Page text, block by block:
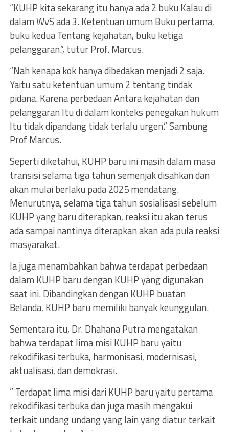
“KUHP kita sekarang itu hanya ada 2 buku Kalau di
dalam WvS ada 3. Ketentuan umum Buku pertama,
buku kedua Tentang kejahatan, buku ketiga
pelanggaran.”, tutur Prof. Marcus.
“Nah kenapa kok hanya dibedakan menjadi 2 saja.
Yaitu satu ketentuan umum 2 tentang tindak
pidana. Karena perbedaan Antara kejahatan dan
pelanggaran Itu di dalam konteks penegakan hukum
Itu tidak dipandang tidak terlalu urgen.” Sambung
Prof Marcus.
Seperti diketahui, KUHP baru ini masih dalam masa
transisi selama tiga tahun semenjak disahkan dan
akan mulai berlaku pada 2025 mendatang.
Menurutnya, selama tiga tahun sosialisasi sebelum
KUHP yang baru diterapkan, reaksi itu akan terus
ada sampai nantinya diterapkan akan ada pula reaksi
masyarakat.
Ia juga menambahkan bahwa terdapat perbedaan
dalam KUHP baru dengan KUHP yang digunakan
saat ini. Dibandingkan dengan KUHP buatan
Belanda, KUHP baru memiliki banyak keunggulan.
Sementara itu, Dr. Dhahana Putra mengatakan
bahwa terdapat lima misi KUHP baru yaitu
rekodifikasi terbuka, harmonisasi, modernisasi,
aktualisasi, dan demokrasi.
” Terdapat lima misi dari KUHP baru yaitu pertama
rekodifikasi terbuka dan juga masih mengakui
terkait undang undang yang lain yang diatur terkait